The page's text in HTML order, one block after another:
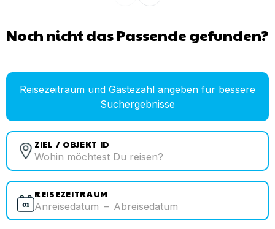
Noch nicht das Passende gefunden?
Reisezeitraum und Gästezahl angeben für bessere
Suchergebnisse
ZIEL / OBJEKT ID
REISEZEITRAUM
Anreisedatum – Abreisedatum